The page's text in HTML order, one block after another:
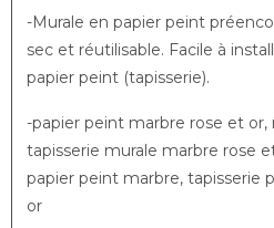
-Murale en papier peint
sec et réutilisable. Facile à
papier peint (tapisserie).
-papier peint marbre rose et
tapisserie murale marbre rose
papier peint marbre, tapisserie
or